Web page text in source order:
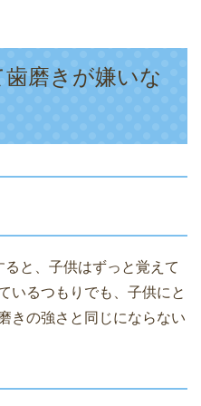
磨きが嫌いな
と、子供はずっと覚えて
いるつもりでも、子供にと
きの強さと同じにならない